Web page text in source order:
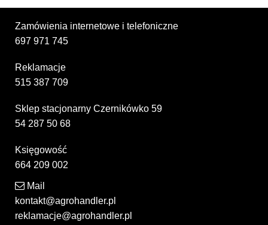
Zamówienia internetowe i telefoniczne
697 971 745
Reklamacje
515 387 709
Sklep stacjonarny Czernikówko 59
54 287 50 68
Księgowość
664 209 002
Mail
kontakt@agrohandler.pl
reklamacje@agrohandler.pl